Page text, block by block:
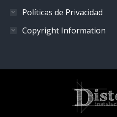
Políticas de Privacidad
Copyright Information